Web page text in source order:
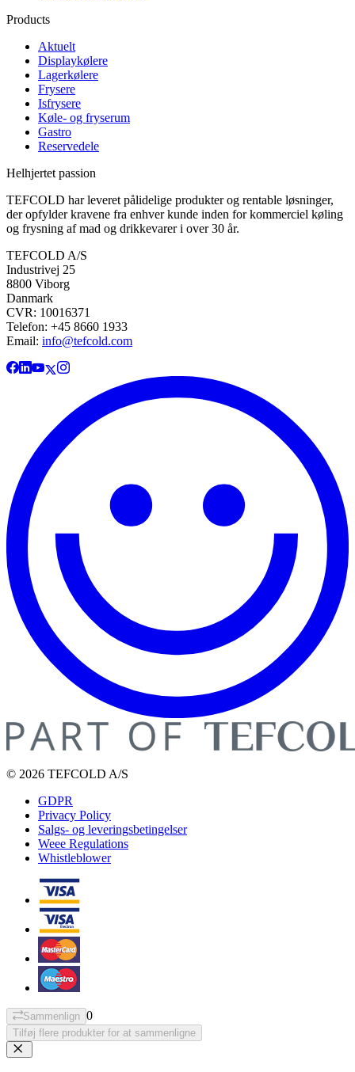
Products
Aktuelt
Displaykølere
Lagerkølere
Frysere
Isfrysere
Køle- og fryserum
Gastro
Reservedele
Helhjertet passion
TEFCOLD har leveret pålidelige produkter og rentable løsninger,
der opfylder kravene fra enhver kunde inden for kommerciel køling
og frysning af mad og drikkevarer i over 30 år.
TEFCOLD A/S
Industrivej 25
8800 Viborg
Danmark
CVR: 10016371
Telefon: +45 8660 1933
Email: info@tefcold.com
© 2026 TEFCOLD A/S
GDPR
Privacy Policy
Salgs- og leveringsbetingelser
Weee Regulations
Whistleblower
Sammenlign 0
Tilføj flere produkter for at sammenligne